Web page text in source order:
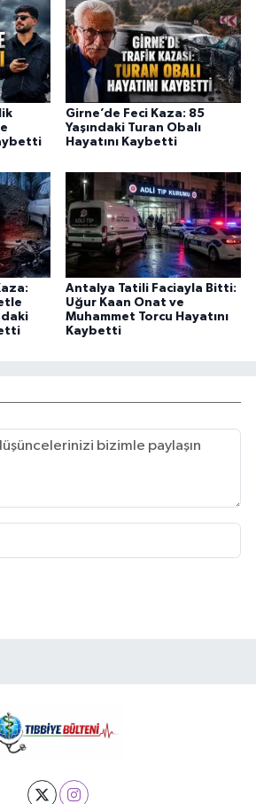
Girne’de Feci Kaza: 85
Yaşındaki Turan Obalı
Hayatını Kaybetti
Antalya Tatili Faciayla Bitti:
Uğur Kaan Onat ve
Muhammet Torcu Hayatını
Kaybetti